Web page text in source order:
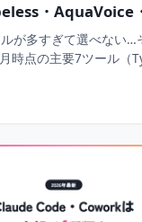
・AquaVoice
の違い
が多すぎて選べない…
時点の主要7ツール（